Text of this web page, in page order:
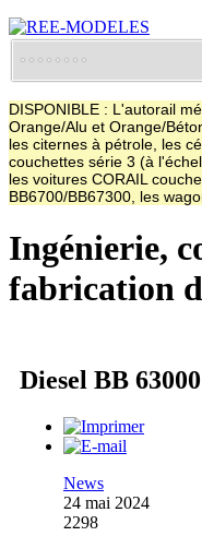
DISPONIBLE : L'autorail
Orange/Alu et Orange/
les citernes à pétrole, les
couchettes série 3 (à
les voitures CORAIL
BB6700/BB67300, les
Ingénierie,
fabrication
Diesel BB 63000
News
24 mai 2024
2298